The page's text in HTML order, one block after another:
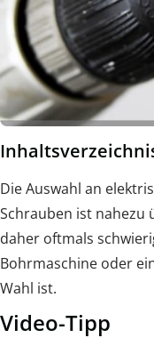
Die Auswahl an
Schrauben ist nahezu
daher oftmals
Bohrmaschine oder
Wahl ist.
Video-Tipp